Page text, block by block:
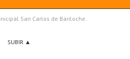
San Carlos de Bariloche.
SUBIR ▲